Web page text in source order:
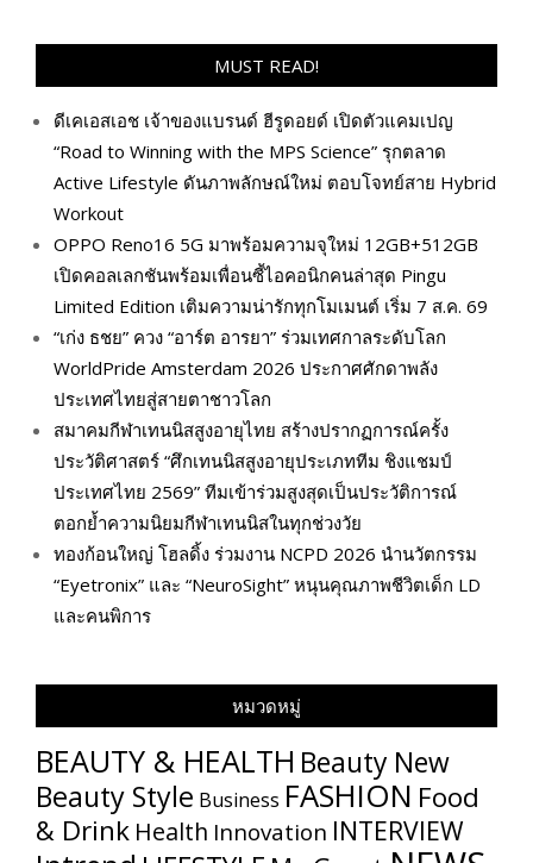
MUST READ!
ดีเคเอสเอช เจ้าของแบรนด์ ฮีรูดอยด์ เปิดตัวแคมเปญ
“Road to Winning with the MPS Science” รุกตลาด
Active Lifestyle ดันภาพลักษณ์ใหม่ ตอบโจทย์สาย Hybrid
Workout
OPPO Reno16 5G มาพร้อมความจุใหม่ 12GB+512GB
เปิดคอลเลกชันพร้อมเพื่อนซี้ไอคอนิกคนล่าสุด Pingu
Limited Edition เติมความน่ารักทุกโมเมนต์ เริ่ม 7 ส.ค. 69
“เก่ง ธชย” ควง “อาร์ต อารยา” ร่วมเทศกาลระดับโลก
WorldPride Amsterdam 2026 ประกาศศักดาพลัง
ประเทศไทยสู่สายตาชาวโลก
สมาคมกีฬาเทนนิสสูงอายุไทย สร้างปรากฏการณ์ครั้ง
ประวัติศาสตร์ “ศึกเทนนิสสูงอายุประเภททีม ชิงแชมป์
ประเทศไทย 2569” ทีมเข้าร่วมสูงสุดเป็นประวัติการณ์
ตอกย้ำความนิยมกีฬาเทนนิสในทุกช่วงวัย
ทองก้อนใหญ่ โฮลดิ้ง ร่วมงาน NCPD 2026 นำนวัตกรรม
“Eyetronix” และ “NeuroSight” หนุนคุณภาพชีวิตเด็ก LD
และคนพิการ
หมวดหมู่
BEAUTY & HEALTH Beauty New
Beauty Style Business FASHION Food
& Drink Health Innovation INTERVIEW